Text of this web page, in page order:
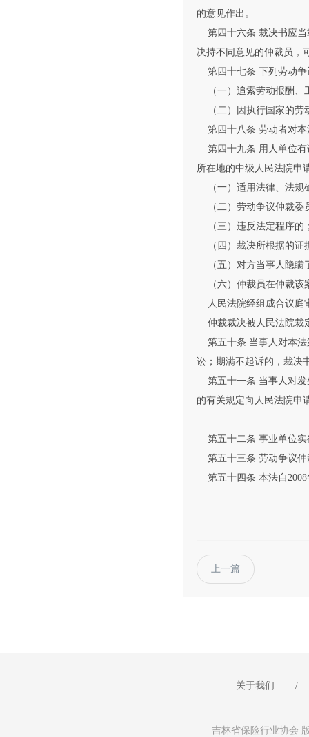
的意见作出。
第四十六条 裁决书应当
决持不同意见的仲裁员，
第四十七条 下列劳动争
（一）追索劳动报酬、
（二）因执行国家的劳
第四十八条 劳动者对本
第四十九条 用人单位有
所在地的中级人民法院申
（一）适用法律、法规
（二）劳动争议仲裁委
（三）违反法定程序的
（四）裁决所根据的证
（五）对方当事人隐瞒
（六）仲裁员在仲裁该
人民法院经组成合议庭
仲裁裁决被人民法院裁
第五十条 当事人对本法
讼；期满不起诉的，裁决
第五十一条 当事人对发
的有关规定向人民法院申
第五十二条 事业单位实
第五十三条 劳动争议仲
第五十四条 本法自2008
上一篇
关于我们 /
吉林省保险行业协会